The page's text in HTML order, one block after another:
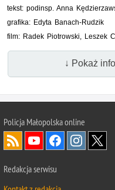
tekst: podinsp. Anna
grafika: Edyta Banach-Rudzik
film: Radek Piotrowski, Leszek
↓ Pokaż
Policja Małopolska online
Redakcja serwisu